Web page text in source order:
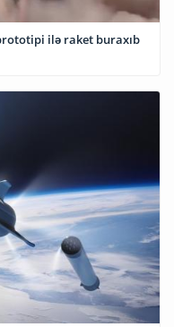
ilə raket buraxıb